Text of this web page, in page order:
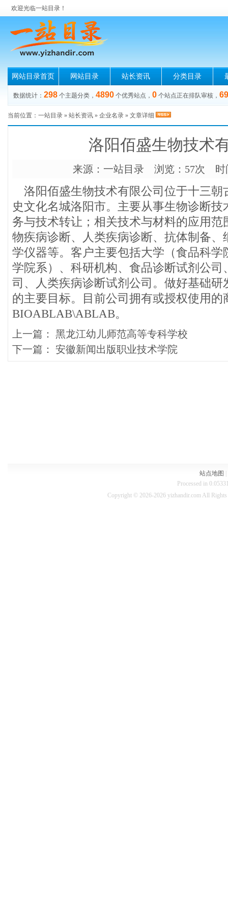
欢迎光临一站目录！
网站目录首页 网站目录 站长资讯 分类目录
数据统计： 298 个主题分类， 4890 个优秀站点， 0 个站点正在排队审核，
当前位置： 一站目录 » 站长资讯 » 企业名录 » 文章详细
洛阳佰盛生物技术
来源： 一站目录 浏览：57次 时
洛阳佰盛生物技术有限公司位于十三朝
史文化名城洛阳市。主要从事生物诊断
务与技术转让；相关技术与材料的应用
物疾病诊断、人类疾病诊断、抗体制备
学仪器等。客户主要包括大学（食品科
学院系）、科研机构、食品诊断试剂公司
司、人类疾病诊断试剂公司。做好基础
的主要目标。目前公司拥有或授权使用的
BIOABLAB\ABLAB。
上一篇： 黑龙江幼儿师范高等专科学校
下一篇： 安徽新闻出版职业技术学院
站点地图
Processed in
Copyright © 2026-2026 yizhandir.com All